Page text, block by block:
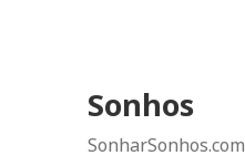
Sonhos
SonharSonhos.com